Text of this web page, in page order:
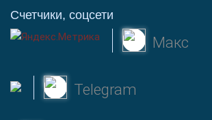
Счетчики, соцсети
Макс
Telegram